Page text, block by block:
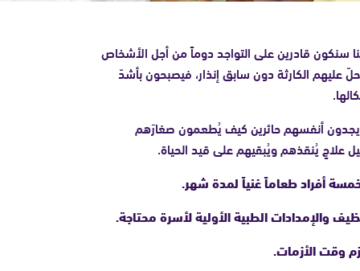
سنكون قادرين على التواجد دوماً من أجل الأشخاص
عليهم الكارثة دون سابق إنذار، فيصبحون بأشدّ
أنفسهم حائرين كيف يُطعمون صغارَهم
علاجٍ يُنقذهم ويُبقيهم على قيد الحياة.